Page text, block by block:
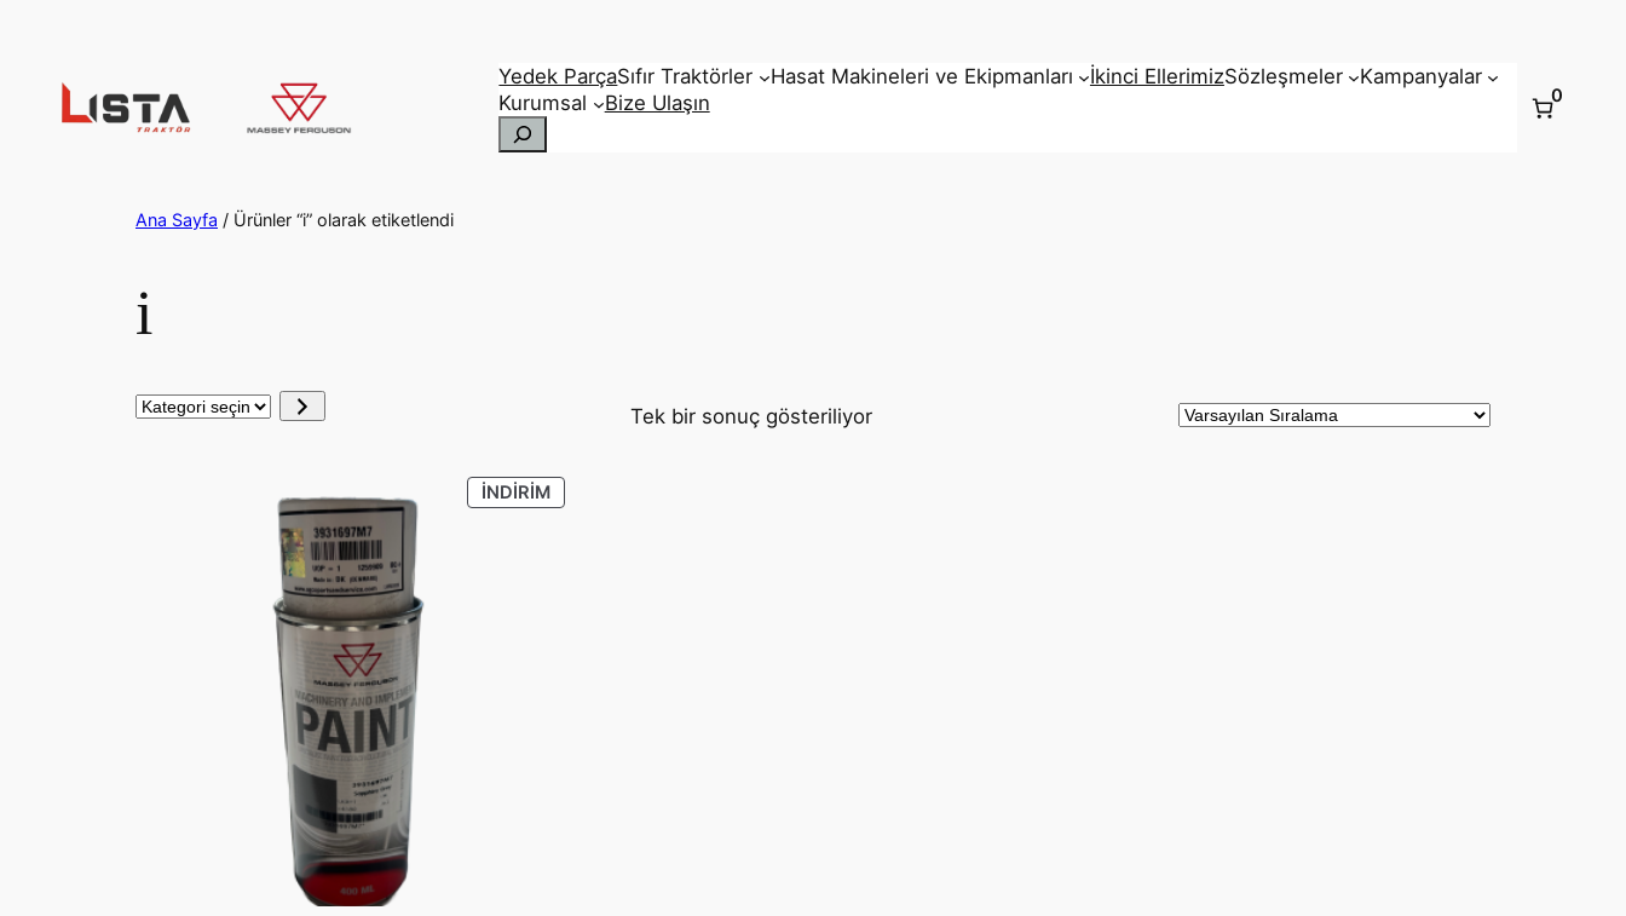
Yedek ParçaSıfır Traktörler Hasat Makineleri ve Ekipmanları İkinci EllerimizSözleşmeler
Kampanyalar
Kurumsal
Bize Ulaşın
Ara
0
Ana Sayfa / Ürünler “i” olarak etiketlendi
i
Kategori
Tek bir sonuç gösteriliyor
İNDIRIMİNDIRIMDEKI
ÜRÜN